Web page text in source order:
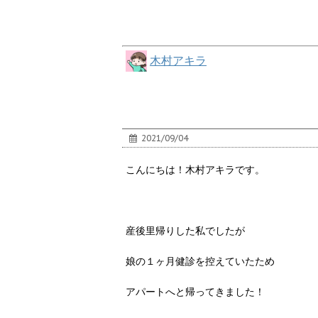
木村アキラ
2021/09/04
こんにちは！木村アキラです。
産後里帰りした私でしたが
娘の１ヶ月健診を控えていたため
アパートへと帰ってきました！